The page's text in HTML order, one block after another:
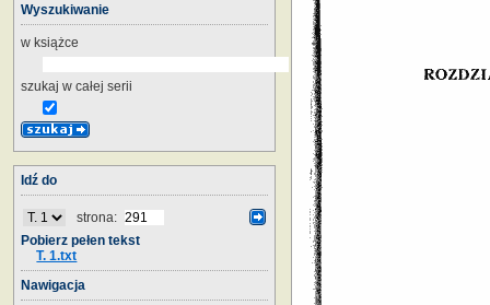
Wyszukiwanie
w książce
szukaj w całej serii
Idź do
strona:
Pobierz pełen tekst
T. 1.txt
Nawigacja